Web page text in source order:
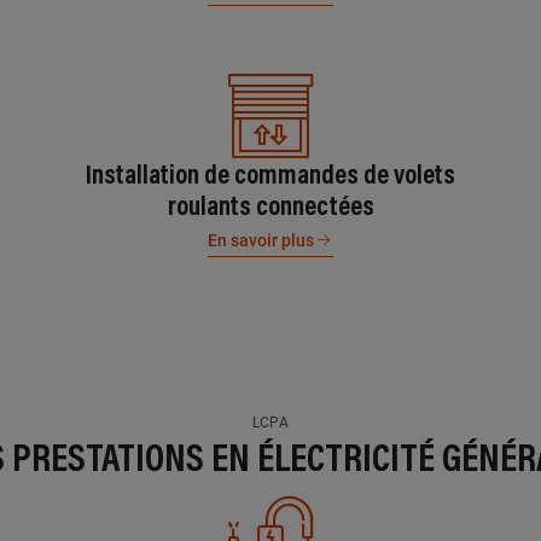
Installation de commandes de volets
roulants connectées
En savoir plus
LCPA
PRESTATIONS EN ÉLECTRICITÉ